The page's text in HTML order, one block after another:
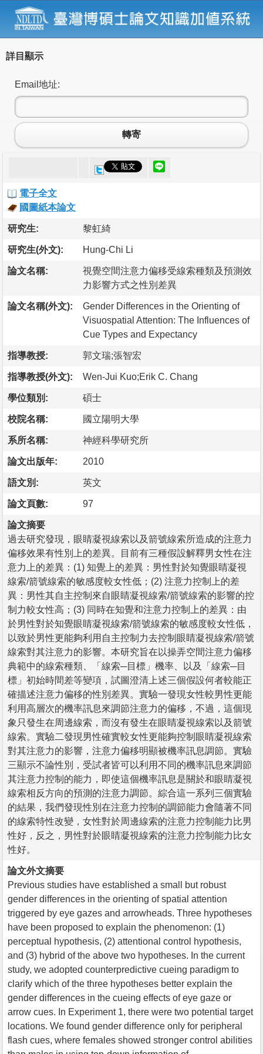
詳目顯示
Email地址:
轉寄
電子全文
國圖紙本論文
研究生: 黎虹綺
研究生(外文): Hung-Chi Li
論文名稱:
視覺空間注意力偏移受線索種類及預測效
力影響方式之性別差異
論文名稱(外文):
Gender Differences in the Orienting of
Visuospatial Attention: The Influences of
Cue Types and Expectancy
指導教授: 郭文瑞;張智宏
指導教授(外文): Wen-Jui Kuo;Erik C. Chang
學位類別: 碩士
校院名稱: 國立陽明大學
系所名稱: 神經科學研究所
論文出版年: 2010
語文別: 英文
論文頁數: 97
論文摘要
過去研究發現，眼睛凝視線索以及箭號線索所造成的注意力
偏移效果有性別上的差異。目前有三種假設解釋男女性在注
意力上的差異：(1) 知覺上的差異：男性對於知覺眼睛凝視
線索/箭號線索的敏感度較女性低；(2) 注意力控制上的差
異：男性其自主控制來自眼睛凝視線索/箭號線索的影響的控
制力較女性高；(3) 同時在知覺和注意力控制上的差異：由
於男性對於知覺眼睛凝視線索/箭號線索的敏感度較女性低，
以致於男性更能夠利用自主控制力去控制眼睛凝視線索/箭號
線索對其注意力的影響。本研究旨在以操弄空間注意力偏移
典範中的線索種類、「線索─目標」機率、以及「線索─目
標」初始時間差等變項，試圖澄清上述三個假設何者較能正
確描述注意力偏移的性別差異。實驗一發現女性較男性更能
利用高層次的機率訊息來調節注意力的偏移，不過，這個現
象只發生在周邊線索，而沒有發生在眼睛凝視線索以及箭號
線索。實驗二發現男性確實較女性更能夠控制眼睛凝視線索
對其注意力的影響，注意力偏移明顯被機率訊息調節。實驗
三顯示不論性別，受試者皆可以利用不同的機率訊息來調節
其注意力控制的能力，即使這個機率訊息是關於和眼睛凝視
線索相反方向的預測的注意力調節。綜合這一系列三個實驗
的結果，我們發現性別在注意力控制的調節能力會隨著不同
的線索特性改變，女性對於周邊線索的注意力控制能力比男
性好，反之，男性對於眼睛凝視線索的注意力控制能力比女
性好。
論文外文摘要
Previous studies have established a small but robust
gender differences in the orienting of spatial attention
triggered by eye gazes and arrowheads. Three hypotheses
have been proposed to explain the phenomenon: (1)
perceptual hypothesis, (2) attentional control hypothesis,
and (3) hybrid of the above two hypotheses. In the current
study, we adopted counterpredictive cueing paradigm to
clarify which of the three hypotheses better explain the
gender differences in the cueing effects of eye gaze or
arrow cues. In Experiment 1, there were two potential target
locations. We found gender difference only for peripheral
flash cues, where females showed stronger control abilities